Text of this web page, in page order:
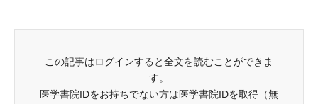
この記事はログインすると全文を読むことができま
す。
医学書院IDをお持ちでない方は医学書院IDを取得（無